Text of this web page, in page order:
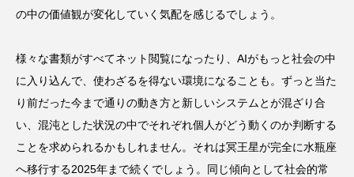
の中の価値観が変化していく気配を感じるでしょう。
様々な書類がすべてネット閲覧になったり、AIがもっと社会の中
に入り込んで、使わざるを得ない環境になることも。ずっと当た
り前だった今まで通りの動き方と新しいシステムとが混ざり合
い、混沌とした状況の中でそれぞれ個人がどう動くのか判断する
ことを求められるかもしれません。それは冥王星が完全に水瓶座
へ移行する2025年まで続くでしょう。同じ傾向として社会的常